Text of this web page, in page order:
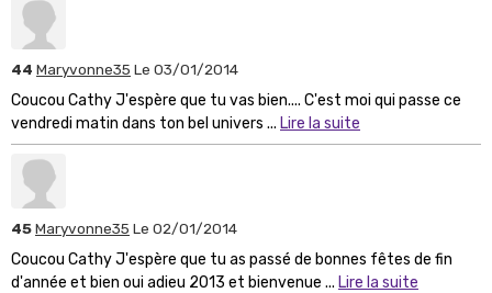
44 Maryvonne35 Le 03/01/2014
Coucou Cathy J'espère que tu vas bien.... C'est moi qui passe ce
vendredi matin dans ton bel univers ... Lire la suite
45Maryvonne35 Le 02/01/2014
Coucou Cathy J'espère que tu as passé de bonnes fêtes de fin
d'année et bien oui adieu 2013 et bienvenue ... Lire la suite